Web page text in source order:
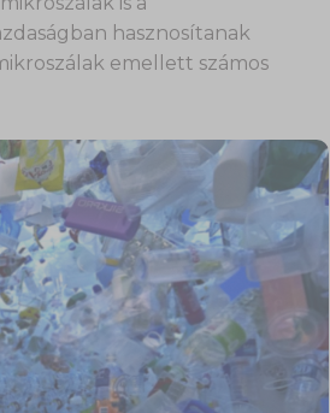
hasznosítanak
emellett számos